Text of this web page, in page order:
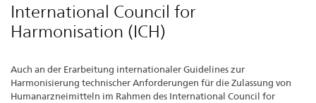
International Council for
Harmonisation (ICH)
Auch an der Erarbeitung internationaler Guidelines zur
Harmonisierung technischer Anforderungen für die Zulassung von
Humanarzneimitteln im Rahmen des International Council for